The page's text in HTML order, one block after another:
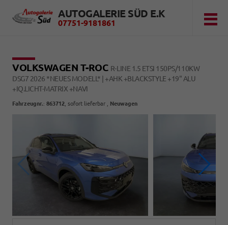
AUTOGALERIE SÜD E.K
07751-9181861
VOLKSWAGEN T-ROC R-LINE 1.5 ETSI 150PS/110KW
DSG7 2026 *NEUES MODELL* | +AHK +BLACKSTYLE +19" ALU
+IQ.LICHT-MATRIX +NAVI
Fahrzeugnr.: 863712 sofort lieferbar Neuwagen